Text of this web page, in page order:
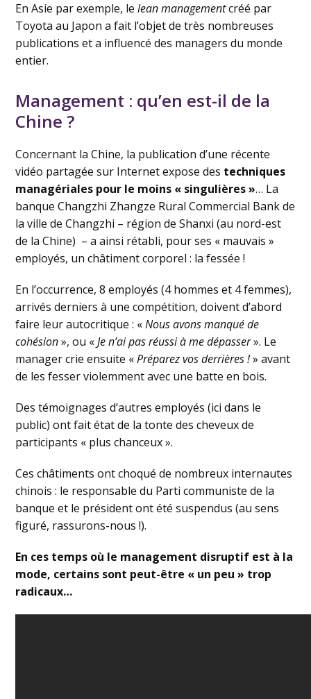
En Asie par exemple, lelean managementcréé par
Toyota au Japon a fait l’objet de très nombreuses
publications et a influencé des managers du monde
entier.
Management : qu’en est-il de la
Chine ?
Concernant la Chine, la publication d’une récente
vidéo partagée sur Internet expose des techniques
managériales pour le moins « singulières »… La
banque Changzhi Zhangze Rural Commercial Bank de
la ville de Changzhi – région de Shanxi (au nord-est
de la Chine) – a ainsi rétabli, pour ses « mauvais »
employés, un châtiment corporel : la fessée !
En l’occurrence, 8 employés (4 hommes et 4 femmes),
arrivés derniers à une compétition, doivent d’abord
faire leur autocritique : «Nous avons manqué de
cohésion», ou «Je n’ai pas réussi à me dépasser». Le
manager crie ensuite «Préparez vos derrières !» avant
de les fesser violemment avec une batte en bois.
Des témoignages d’autres employés (ici dans le
public) ont fait état de la tonte des cheveux de
participants « plus chanceux ».
Ces châtiments ont choqué de nombreux internautes
chinois : le responsable du Parti communiste de la
banque et le président ont été suspendus (au sens
figuré, rassurons-nous !).
En ces temps où le management disruptif est à la
mode, certains sont peut-être « un peu » trop
radicaux…